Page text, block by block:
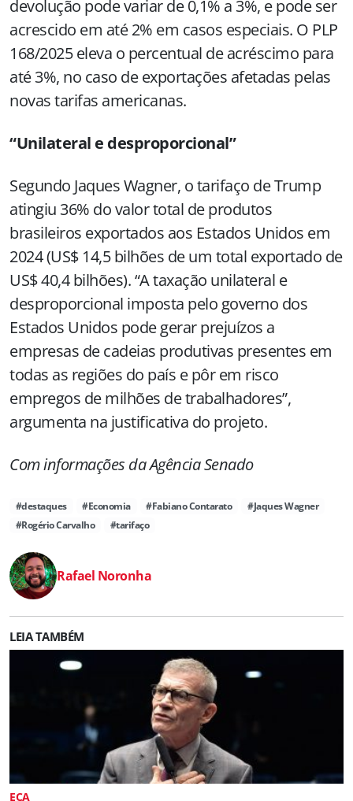
devolução pode variar de 0,1% a 3%, e pode ser
acrescido em até 2% em casos especiais. O PLP
168/2025 eleva o percentual de acréscimo para
até 3%, no caso de exportações afetadas pelas
novas tarifas americanas.
“Unilateral e desproporcional”
Segundo Jaques Wagner, o tarifaço de Trump
atingiu 36% do valor total de produtos
brasileiros exportados aos Estados Unidos em
2024 (US$ 14,5 bilhões de um total exportado de
US$ 40,4 bilhões). “A taxação unilateral e
desproporcional imposta pelo governo dos
Estados Unidos pode gerar prejuízos a
empresas de cadeias produtivas presentes em
todas as regiões do país e pôr em risco
empregos de milhões de trabalhadores”,
argumenta na justificativa do projeto.
Com informações da Agência Senado
#destaques #Economia #Fabiano Contarato
#Jaques Wagner
#Rogério Carvalho
#tarifaço
Rafael Noronha
LEIA TAMBÉM
ECA